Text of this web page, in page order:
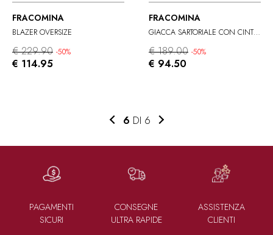
FRACOMINA
BLAZER OVERSIZE
€ 229.90 -50%
€ 114.95
FRACOMINA
GIACCA SARTORIALE CON CINTURA
€ 189.00 -50%
€ 94.50
6 DI 6
PAGAMENTI
SICURI
CONSEGNE
ULTRA RAPIDE
ASSISTENZA
CLIENTI